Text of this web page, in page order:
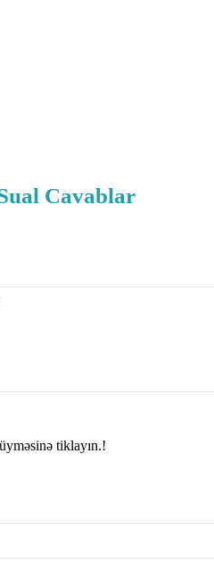
Cavablar
tiklayın.!